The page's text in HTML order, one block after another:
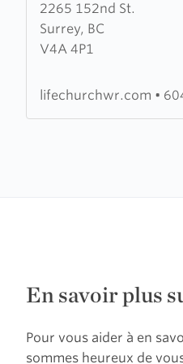
2265 152nd St.
Surrey, BC
V4A 4P1
about
Life
Church
lifechurchwr.com •
En savoir plus
Pour vous aider à en
sommes heureux de